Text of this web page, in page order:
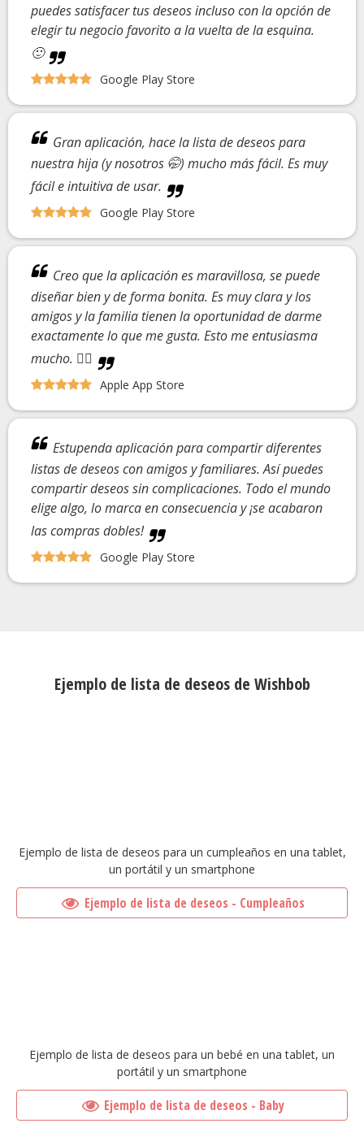
puedes satisfacer tus deseos incluso con la opción de
elegir tu negocio favorito a la vuelta de la esquina.
🙂
Google Play Store
Gran aplicación, hace la lista de deseos para
nuestra hija (y nosotros 🤭) mucho más fácil. Es muy
fácil e intuitiva de usar.
Google Play Store
Creo que la aplicación es maravillosa, se puede
diseñar bien y de forma bonita. Es muy clara y los
amigos y la familia tienen la oportunidad de darme
exactamente lo que me gusta. Esto me entusiasma
mucho. 👍🏼
Apple App Store
Estupenda aplicación para compartir diferentes
listas de deseos con amigos y familiares. Así puedes
compartir deseos sin complicaciones. Todo el mundo
elige algo, lo marca en consecuencia y ¡se acabaron
las compras dobles!
Google Play Store
Ejemplo de lista de deseos de Wishbob
Ejemplo de lista de deseos para un cumpleaños en una tablet,
un portátil y un smartphone
Ejemplo de lista de deseos - Cumpleaños
Ejemplo de lista de deseos para un bebé en una tablet, un
portátil y un smartphone
Ejemplo de lista de deseos - Baby